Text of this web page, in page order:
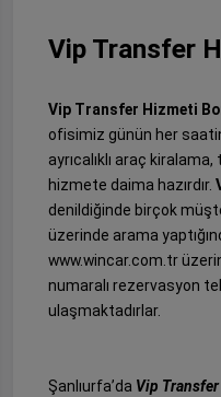
Vip Transfer
Vip Transfer Hizmeti
ofisimiz günün her
ayrıcalıklı araç
hizmete daima hazırdır.
denildiğinde birçok
üzerinde arama
www.wincar.com.tr
numaralı rezervasyon
ulaşmaktadırlar.
Şanlıurfa’da Vip